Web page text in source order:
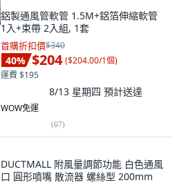
鋁製通風管軟管 1.5M+鋁箔伸縮軟管
1入+束帶 2入組, 1套
首購折扣價$340
40% $204 ($204.00/1個)
運費 $195
8/13 星期四 預計送達
WOW免運
(67)
DUCTMALL 附風量調節功能 白色通風
口 圓形噴嘴 散流器 螺絲型 200mm